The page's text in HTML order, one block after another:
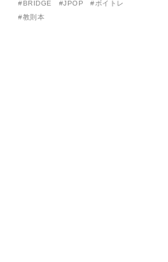
ボイスタイプ別で挑む歌の上達
#BRIDGE #JPOP
#ボイトレ
#教則本